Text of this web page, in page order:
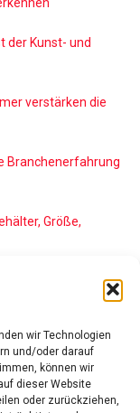
wir Technologien
und/oder darauf
können wir
dieser Website
oder zurückziehen,
der Kunst- und
verstärken die
Branchenerfahrung
Größe,
Erbin
Er?